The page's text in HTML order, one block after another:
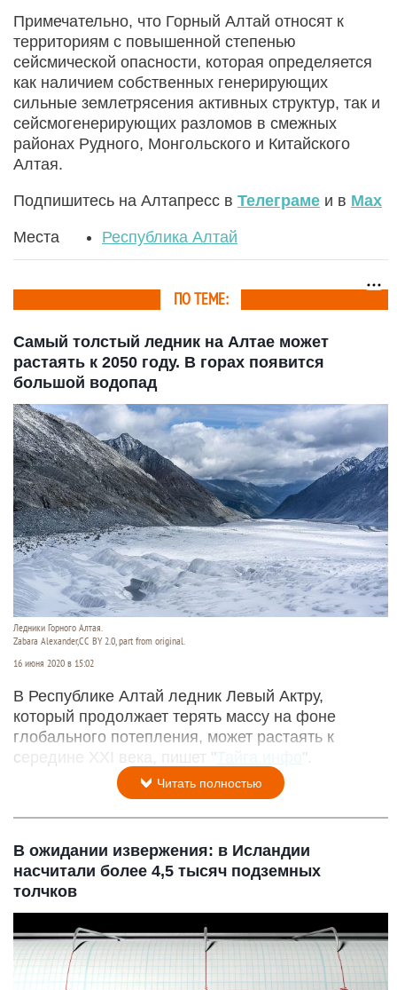
Примечательно, что Горный Алтай относят к
территориям с повышенной степенью
сейсмической опасности, которая определяется
как наличием собственных генерирующих
сильные землетрясения активных структур, так и
сейсмогенерирующих разломов в смежных
районах Рудного, Монгольского и Китайского
Алтая.
Подпишитесь на Алтапресс в Телеграме и в Max
Места Республика Алтай
ПО ТЕМЕ:
Самый толстый ледник на Алтае может
растаять к 2050 году. В горах появится
большой водопад
Ледники Горного Алтая.
Zabara Alexander,CC BY 2.0, part from original.
16 июня 2020 в 15:02
В Республике Алтай ледник Левый Актру,
который продолжает терять массу на фоне
глобального потепления, может растаять к
середине XXI века, пишет "Тайга.инфо ".
Читать полностью
В ожидании извержения: в Исландии
насчитали более 4,5 тысяч подземных
толчков